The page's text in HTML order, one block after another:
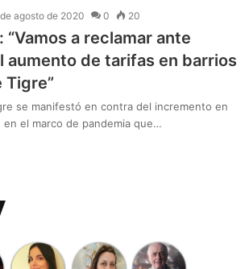
agosto de 2020 0 20
“Vamos a reclamar ante
aumento de tarifas en barrios
Tigre”
se manifestó en contra del incremento en
el marco de pandemia que…